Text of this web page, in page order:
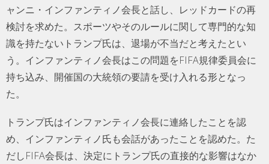
ャンニ・インファンティノ会長と話し、レッドカードの再
検討を求めた。スポーツやそのルールに関して専門的な知
識を持たないトランプ氏は、退場が不当だと考えたとい
う。インファンティノ会長はこの問題をFIFA規律委員会に
持ち込み、開催国の大統領の要請を受け入れる形となっ
た。
トランプ氏はインファンティノ会長に連絡したことを認
め、インファンティノ氏も会話があったことを認めた。た
だしFIFA会長は、決定にトランプ氏の直接的な影響はなか